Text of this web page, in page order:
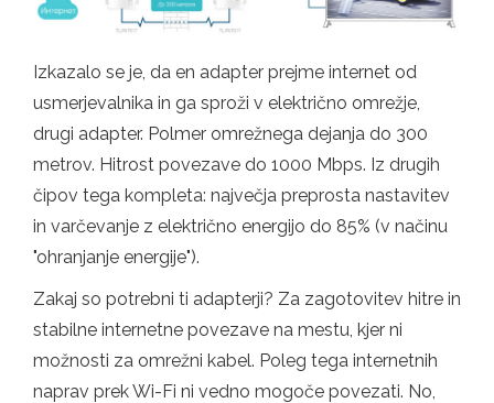
Izkazalo se je, da en adapter prejme internet od
usmerjevalnika in ga sproži v električno omrežje,
drugi adapter. Polmer omrežnega dejanja do 300
metrov. Hitrost povezave do 1000 Mbps. Iz drugih
čipov tega kompleta: največja preprosta nastavitev
in varčevanje z električno energijo do 85% (v načinu
"ohranjanje energije").
Zakaj so potrebni ti adapterji? Za zagotovitev hitre in
stabilne internetne povezave na mestu, kjer ni
možnosti za omrežni kabel. Poleg tega internetnih
naprav prek Wi-Fi ni vedno mogoče povezati. No,